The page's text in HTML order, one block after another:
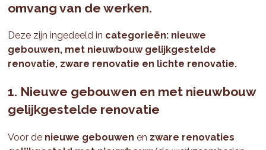
omvang van de werken.
Deze zijn ingedeeld in categorieën: nieuwe
gebouwen, met nieuwbouw gelijkgestelde
renovatie, zware renovatie en lichte renovatie.
1. Nieuwe gebouwen en met nieuwbouw
gelijkgestelde renovatie
Voor de nieuwe gebouwenen zware renovaties